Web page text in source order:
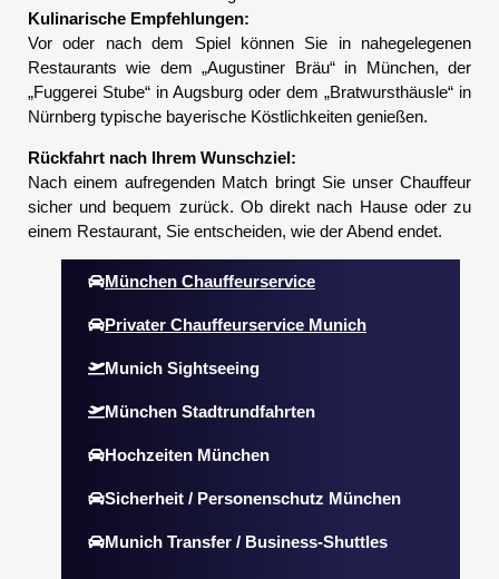
Kulinarische Empfehlungen:
Vor oder nach dem Spiel können Sie in nahegelegenen
Restaurants wie dem „Augustiner Bräu“ in München, der
„Fuggerei Stube“ in Augsburg oder dem „Bratwursthäusle“ in
Nürnberg typische bayerische Köstlichkeiten genießen.
Rückfahrt nach Ihrem Wunschziel:
Nach einem aufregenden Match bringt Sie unser Chauffeur
sicher und bequem zurück. Ob direkt nach Hause oder zu
einem Restaurant, Sie entscheiden, wie der Abend endet.
München Chauffeurservice
Privater Chauffeurservice Munich
Munich Sightseeing
München Stadtrundfahrten
Hochzeiten München
Sicherheit / Personenschutz München
Munich Transfer / Business-Shuttles